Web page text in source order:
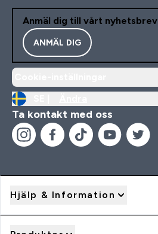
Anmäl dig till vårt nyhetsbrev
ANMÄL DIG
Ta kontakt med oss
Hjälp & Information